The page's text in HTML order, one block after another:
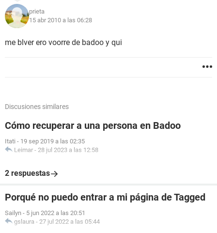
prieta
15 abr 2010 a las 06:28
me blver ero voorre de badoo y qui
Discusiones similares
Cómo recuperar a una persona en Badoo
Itati - 19 sep 2019 a las 02:35
Leimar - 28 jul 2023 a las 12:58
2 respuestas
Porqué no puedo entrar a mi página de Tagged
Sailyn - 5 jun 2022 a las 20:51
gslaura - 27 jul 2022 a las 05:44